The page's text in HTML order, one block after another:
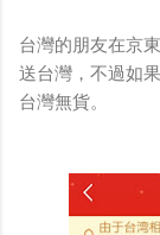
台灣的朋友在京
送台灣，不過如
台灣無貨。